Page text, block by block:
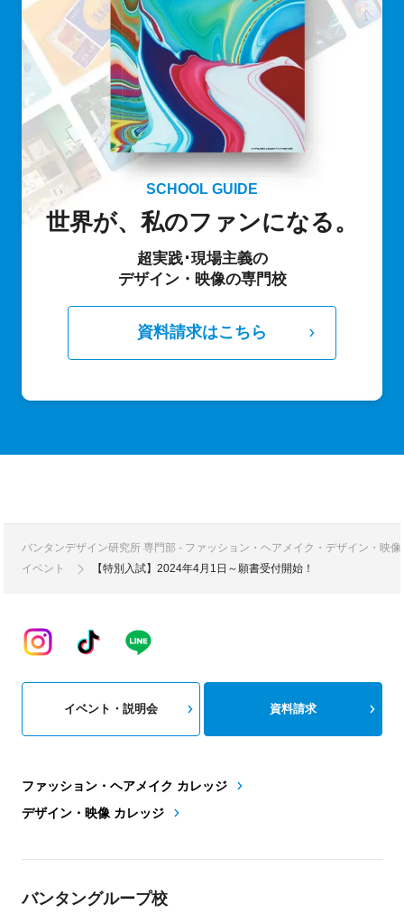
SCHOOL GUIDE
世界が、私のファンになる。
超実践･現場主義の
デザイン・映像の専門校
資料請求はこちら
バンタンデザイン研究所 専門部 - ファッション・ヘアメイク・デザイン・映
イベント
【特別入試】2024年4月1日～願書受付開始！
ファッション・ヘアメイク カレッジ
デザイン・映像 カレッジ
イベント・説明会 資料請求
バンタングループ校